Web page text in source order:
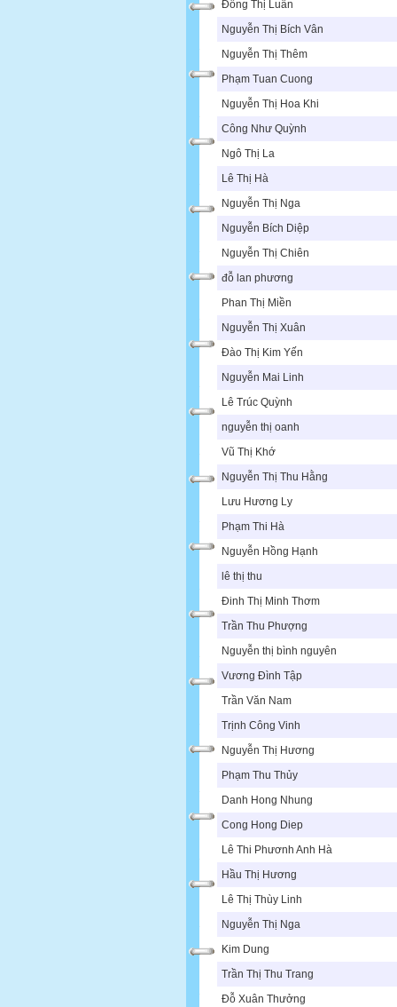
Đồng Thị Luân
Nguyễn Thị Bích Vân
Nguyễn Thị Thêm
Phạm Tuan Cuong
Nguyễn Thị Hoa Khi
Công Như Quỳnh
Ngô Thị La
Lê Thị Hà
Nguyễn Thị Nga
Nguyễn Bích Diệp
Nguyễn Thị Chiên
đỗ lan phương
Phan Thị Miền
Nguyễn Thị Xuân
Đào Thị Kim Yến
Nguyễn Mai Linh
Lê Trúc Quỳnh
nguyễn thị oanh
Vũ Thị Khớ
Nguyễn Thị Thu Hằng
Lưu Hương Ly
Phạm Thi Hà
Nguyễn Hồng Hạnh
lê thị thu
Đinh Thị Minh Thơm
Trần Thu Phượng
Nguyễn thị bình nguyên
Vương Đình Tập
Trần Văn Nam
Trịnh Công Vinh
Nguyễn Thị Hương
Phạm Thu Thủy
Danh Hong Nhung
Cong Hong Diep
Lê Thi Phươnh Anh Hà
Hầu Thị Hương
Lê Thị Thùy Linh
Nguyễn Thị Nga
Kim Dung
Trần Thị Thu Trang
Đỗ Xuân Thưởng